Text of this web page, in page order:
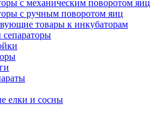
с механическим поворотом яиц
с ручным поворотом яиц
товары к инкубаторам
елки и сосны